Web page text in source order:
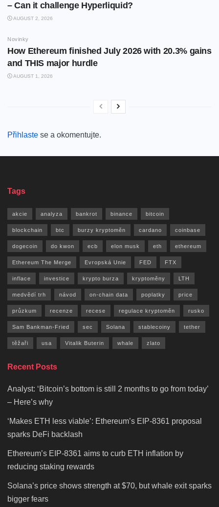
– Can it challenge Hyperliquid?
AUGUST 2, 2026
Novinky
How Ethereum finished July 2026 with 20.3% gains
and THIS major hurdle
AUGUST 1, 2026
Přihlaste se a okomentujte.
Tags
akcie analyza bankrot binance bitcoin
blockchain btc burzy kryptoměn cardano coinbase
dogecoin do kwon ecb elon musk eth ethereum
Ethereum The Merge Evropská Unie FED FTX
inflace investice krypto burza kryptoměny LTH
medvědí trh návod on-chain data poplatky price
průzkum recenze recese regulace kryptoměn rusko
Sam Bankman-Fried sec Solana stablecoiny tether
těžaři usa Vitalik Buterin whale zlato
Recent Posts
Analyst: ‘Bitcoin’s bottom is still 2 months to go from today’
– Here’s why
‘Makes ETH less viable’: Ethereum’s EIP-8361 proposal
sparks DeFi backlash
Ethereum’s EIP-8361 aims to curb ETH inflation by
reducing staking rewards
Solana’s price shows strength at $70, but whale exit sparks
bigger fears